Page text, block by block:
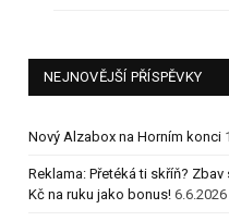
NEJNOVĚJŠÍ PŘÍSPĚVKY
Nový Alzabox na Horním konci
Reklama: Přetéká ti skříň?
Kč na ruku jako bonus! 6.6.2026